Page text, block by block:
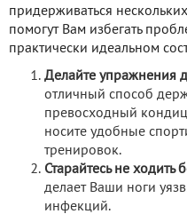
придерживаться
помогут Вам избегать
практически идеальном
Делайте упражнения
отличный способ
превосходный
носите удобные
тренировок.
Старайтесь не ходить
делает Ваши ноги
инфекций.